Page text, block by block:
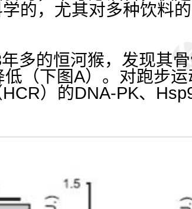
的，尤其对多种饮料
年多的恒河猴，发现其
（下图A）。对跑步
HCR）的DNA-PK、